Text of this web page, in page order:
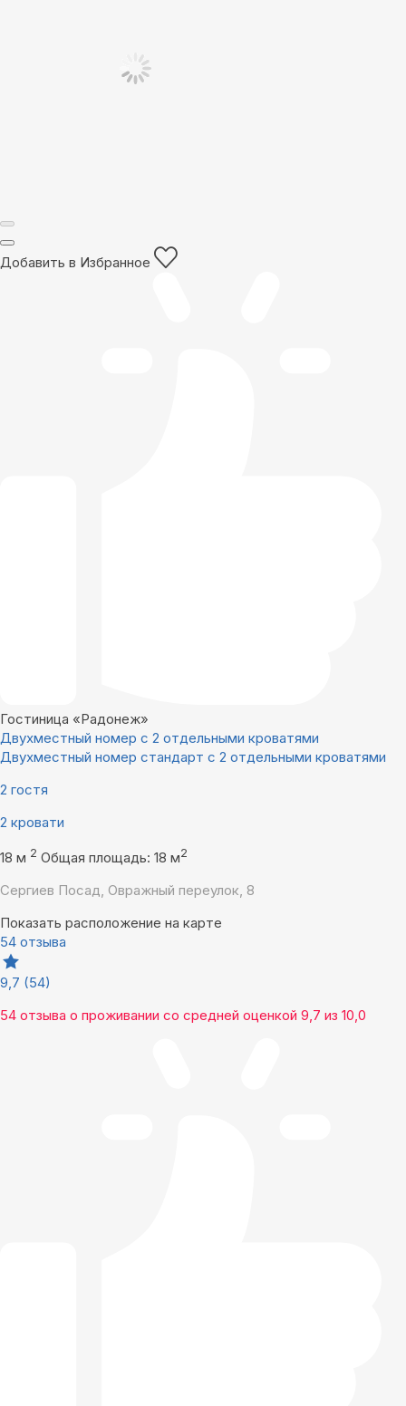
Добавить в Избранное
Гостиница «Радонеж»
Двухместный номер с 2 отдельными кроватями
Двухместный номер стандарт с 2 отдельными кроватями
2 гостя
2 кровати
18 м 2 Общая площадь: 18 м2
Сергиев Посад, Овражный переулок, 8
Показать расположение на карте
54 отзыва
9,7 (54)
54 отзыва о проживании со средней оценкой 9,7 из 10,0